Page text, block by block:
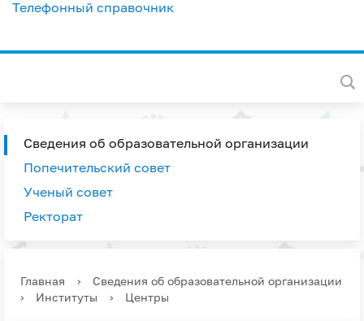
Телефонный справочник
Сведения об образовательной организации
Попечительский совет
Ученый совет
Ректорат
Главная ›
Сведения об образовательной организации
›
Институты › Центры